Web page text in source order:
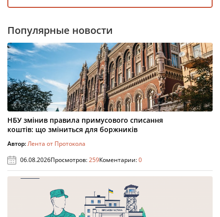
Популярные новости
НБУ змінив правила примусового списання
коштів: що зміниться для боржників
Автор:Лента от Протокола
06.08.2026Просмотров:259Коментарии:0